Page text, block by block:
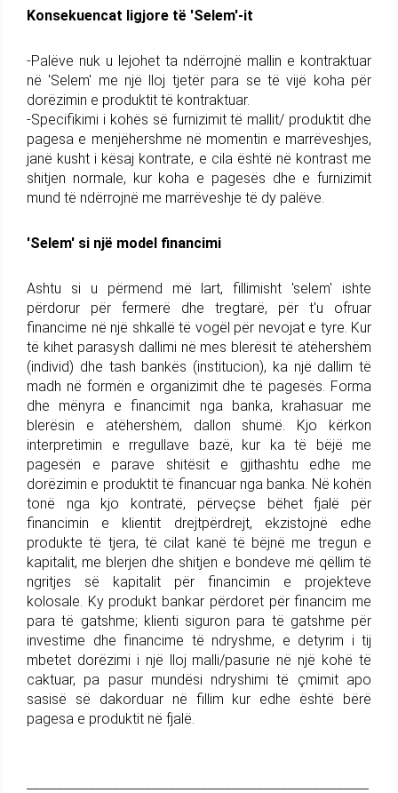
Konsekuencat ligjore të 'Selem'-it
-Palëve nuk u lejohet ta ndërrojnë mallin e kontraktuar
në 'Selem' me një lloj tjetër para se të vijë koha për
dorëzimin e produktit të kontraktuar.
-Specifikimi i kohës së furnizimit të mallit/ produktit dhe
pagesa e menjëhershme në momentin e marrëveshjes,
janë kusht i kësaj kontrate, e cila është në kontrast me
shitjen normale, kur koha e pagesës dhe e furnizimit
mund të ndërrojnë me marrëveshje të dy palëve.
'Selem' si një model financimi
Ashtu si u përmend më lart, fillimisht 'selem' ishte
përdorur për fermerë dhe tregtarë, për t'u ofruar
financime në një shkallë të vogël për nevojat e tyre. Kur
të kihet parasysh dallimi në mes blerësit të atëhershëm
(individ) dhe tash bankës (institucion), ka një dallim të
madh në formën e organizimit dhe të pagesës. Forma
dhe mënyra e financimit nga banka, krahasuar me
blerësin e atëhershëm, dallon shumë. Kjo kërkon
interpretimin e rregullave bazë, kur ka të bëjë me
pagesën e parave shitësit e gjithashtu edhe me
dorëzimin e produktit të financuar nga banka. Në kohën
tonë nga kjo kontratë, përveçse bëhet fjalë për
financimin e klientit drejtpërdrejt, ekzistojnë edhe
produkte të tjera, të cilat kanë të bëjnë me tregun e
kapitalit, me blerjen dhe shitjen e bondeve më qëllim të
ngritjes së kapitalit për financimin e projekteve
kolosale. Ky produkt bankar përdoret për financim me
para të gatshme; klienti siguron para të gatshme për
investime dhe financime të ndryshme, e detyrim i tij
mbetet dorëzimi i një lloj malli/pasurie në një kohë të
caktuar, pa pasur mundësi ndryshimi të çmimit apo
sasisë së dakorduar në fillim kur edhe është bërë
pagesa e produktit në fjalë.